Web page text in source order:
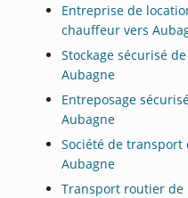
Entreprise de
chauffeur vers
Stockage sécurisé
Aubagne
Entreposage
Aubagne
Société de transport
Aubagne
Transport routier